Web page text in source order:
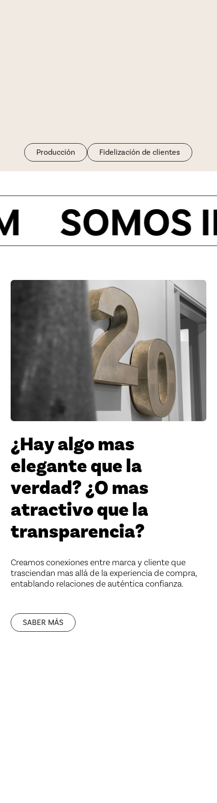
Producción Fidelización de clientes
SOMOS
¿Hayalgomas
elegantequela
verdad?¿Omas
atractivoquela
transparencia?
Creamos conexiones entre marca y cliente que
trasciendan mas allá de la experiencia de compra,
entablando relaciones de auténtica confianza.
SABER MÁS